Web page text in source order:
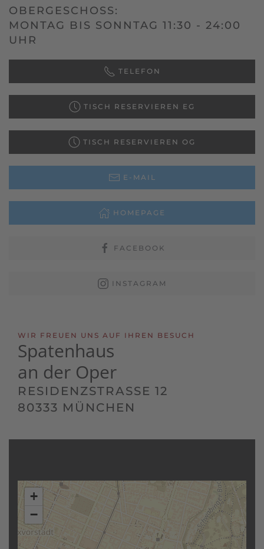
OBERGESCHOSS:
MONTAG BIS SONNTAG 11:30 - 24:00
UHR
TELEFON
TISCH RESERVIEREN EG
TISCH RESERVIEREN OG
E-MAIL
HOMEPAGE
FACEBOOK
INSTAGRAM
WIR FREUEN UNS AUF IHREN BESUCH
Spatenhaus
an der Oper
RESIDENZSTRASSE 12
80333 MÜNCHEN
+
−